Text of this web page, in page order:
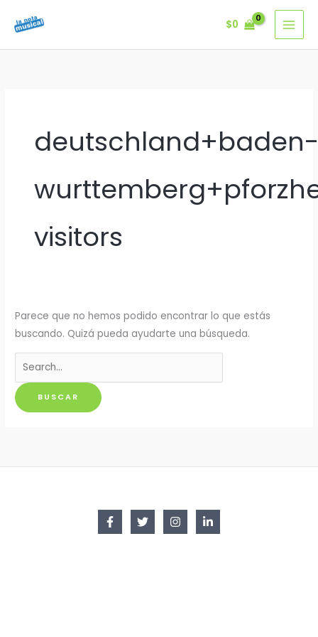
$0
visitors
Parece que no hemos podido encontrar lo que estás
buscando. Quizá pueda ayudarte una búsqueda.
Buscar
por: